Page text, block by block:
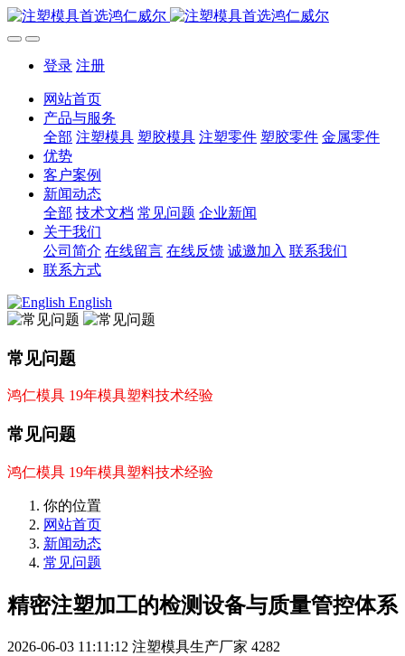
登录 注册
网站首页
产品与服务
全部 注塑模具 塑胶模具 注塑零件 塑胶零件 金属零件
优势
客户案例
新闻动态
全部 技术文档 常见问题 企业新闻
关于我们
公司简介 在线留言 在线反馈 诚邀加入 联系我们
联系方式
English
常见问题
鸿仁模具 19年模具塑料技术经验
常见问题
鸿仁模具 19年模具塑料技术经验
你的位置
网站首页
新闻动态
常见问题
精密注塑加工的检测设备与质量管控体系
2026-06-03 11:11:12 注塑模具生产厂家 4282